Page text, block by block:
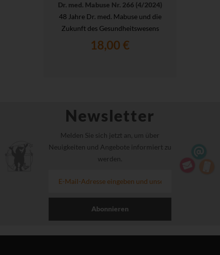
Dr. med. Mabuse Nr. 266 (4/2024)
48 Jahre Dr. med. Mabuse und die
Zukunft des Gesundheitswesens
18,00 €
Newsletter
Melden Sie sich jetzt an, um über
Neuigkeiten und Angebote informiert zu
werden.
Abonnieren